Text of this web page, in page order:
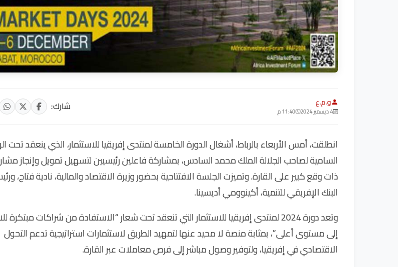
و.م.ع
4 ديسمبر 2024 11:40 م شارك:
انطلقت، أمس الأربعاء بالرباط، أشغال الدورة الخامسة لمنتدى إفريقيا للاستثمار، الذي ينعقد تحت
السامية لصاحب الجلالة الملك محمد السادس، بمشاركة فاعلين رئيسيين لتسهيل تمويل وإنجاز
ذات وقع كبير على القارة. وتميزت الجلسة الافتتاحية بحضور وزيرة الاقتصاد والمالية، نادية فتاح،
البنك الإفريقي للتنمية، أكينوومي أديسينا.
وتعد دورة 2024 لمنتدى إفريقيا للاستثمار التي تنعقد تحت شعار “الاستفادة من شراكات مبتكرة
إلى مستوى أعلى”، بمثابة منصة لا محيد عنها لتمهيد الطريق لاستثمارات استراتيجية تدعم التحول
الاقتصادي في إفريقيا، ولتوفير وصول مباشر إلى فرص معاملات عبر القارة.